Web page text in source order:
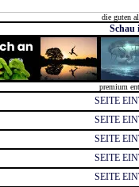
die guten
Schau
premium
SEITE
SEITE
SEITE
SEITE
SEITE